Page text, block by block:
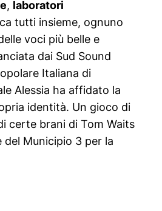
, laboratori
tutti insieme, ognuno
voci più belle e
dai Sud Sound
Italiana di
Alessia ha affidato la
identità. Un gioco di
certe brani di Tom Waits
Municipio 3 per la